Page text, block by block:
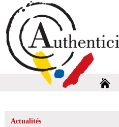
Actualités